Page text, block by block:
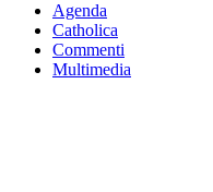
Agenda
Catholica
Commenti
Multimedia